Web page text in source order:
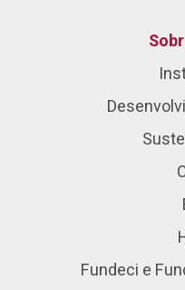
Fundeci e